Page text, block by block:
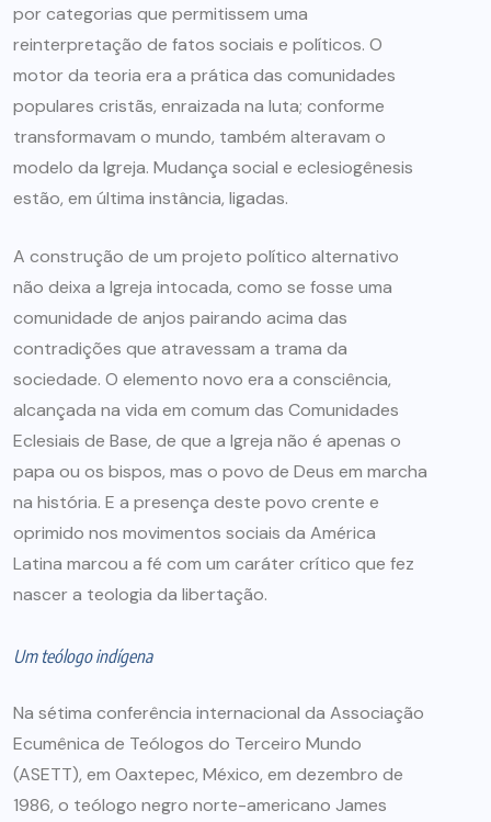
por categorias que permitissem uma
reinterpretação de fatos sociais e políticos. O
motor da teoria era a prática das comunidades
populares cristãs, enraizada na luta; conforme
transformavam o mundo, também alteravam o
modelo da Igreja. Mudança social e eclesiogênesis
estão, em última instância, ligadas.
A construção de um projeto político alternativo
não deixa a Igreja intocada, como se fosse uma
comunidade de anjos pairando acima das
contradições que atravessam a trama da
sociedade. O elemento novo era a consciência,
alcançada na vida em comum das Comunidades
Eclesiais de Base, de que a Igreja não é apenas o
papa ou os bispos, mas o povo de Deus em marcha
na história. E a presença deste povo crente e
oprimido nos movimentos sociais da América
Latina marcou a fé com um caráter crítico que fez
nascer a teologia da libertação.
Um teólogo indígena
Na sétima conferência internacional da Associação
Ecumênica de Teólogos do Terceiro Mundo
(ASETT), em Oaxtepec, México, em dezembro de
1986, o teólogo negro norte-americano James